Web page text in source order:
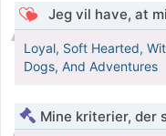
Jeg vil have, at
Loyal, Soft Hearted,
Dogs, And Adventures
Mine kriterier, der